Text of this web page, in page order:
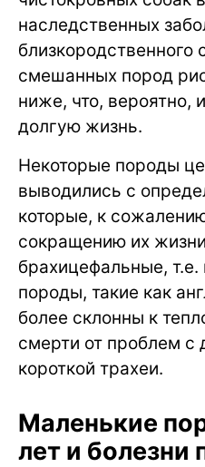
наследственных
смешанных пород
ниже, что, вероятно,
долгую жизнь.
Некоторые породы
выводились с
которые, к
сокращению их
брахицефальные,
породы, такие как
более склонны к
смерти от проблем с
короткой трахеи.
Маленькие
лет и болезни